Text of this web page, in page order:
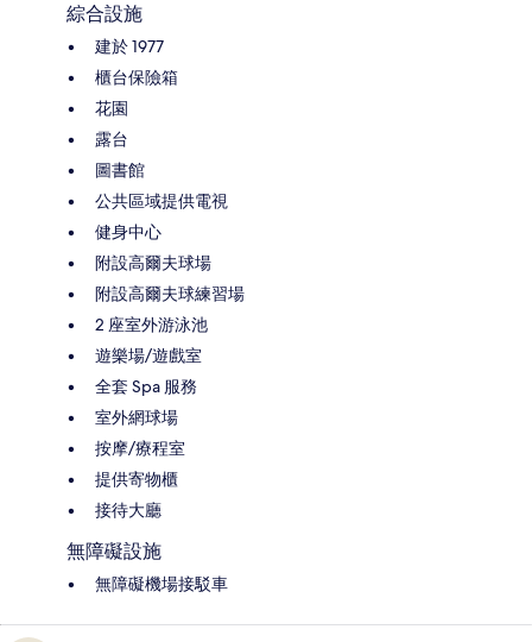
綜合設施
建於 1977
櫃台保險箱
花園
露台
圖書館
公共區域提供電視
健身中心
附設高爾夫球場
附設高爾夫球練習場
2 座室外游泳池
遊樂場/遊戲室
全套 Spa 服務
室外網球場
按摩/療程室
提供寄物櫃
接待大廳
無障礙設施
無障礙機場接駁車